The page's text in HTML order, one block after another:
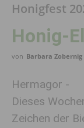
Honigfest
Honig-
von Barbara Zobernig
Hermagor -
Dieses
Zeichen der